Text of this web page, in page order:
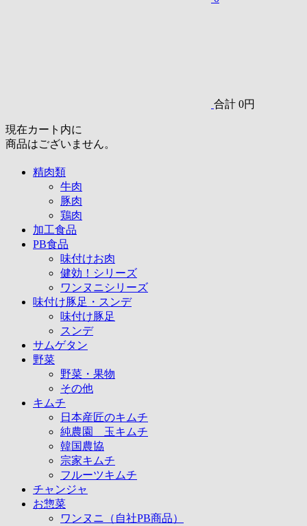
合計 0円
現在カート内に
商品はございません。
精肉類
牛肉
豚肉
鶏肉
加工食品
PB食品
味付けお肉
健効！シリーズ
ワンヌニシリーズ
味付け豚足・スンデ
味付け豚足
スンデ
サムゲタン
野菜
野菜・果物
その他
キムチ
日本産匠のキムチ
純農園 玉キムチ
韓国農協
宗家キムチ
フルーツキムチ
チャンジャ
お惣菜
ワンヌニ（自社PB商品）